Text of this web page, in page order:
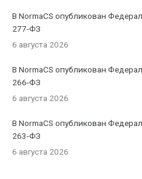
В NormaCS опубликован
277-ФЗ
6 августа 2026
В NormaCS опубликован
266-ФЗ
6 августа 2026
В NormaCS опубликован
263-ФЗ
6 августа 2026